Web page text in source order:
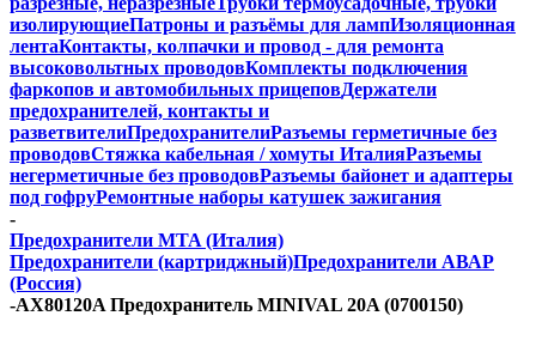
изолирующиеПатроны и разъёмы для лампИзоляционная
лентаКонтакты, колпачки и провод - для ремонта
высоковольтных проводовКомплекты подключения
фаркопов и автомобильных прицеповДержатели
предохранителей, контакты и
разветвителиПредохранителиРазъемы герметичные без
проводовСтяжка кабельная / хомуты ИталияРазъемы
негерметичные без проводовРазъемы байонет и адаптеры
под гофруРемонтные наборы катушек зажигания
-
Предохранители MTA (Италия)
Предохранители (картриджный)Предохранители АВАР
(Россия)
-AX80120A Предохранитель MINIVAL 20A (0700150)